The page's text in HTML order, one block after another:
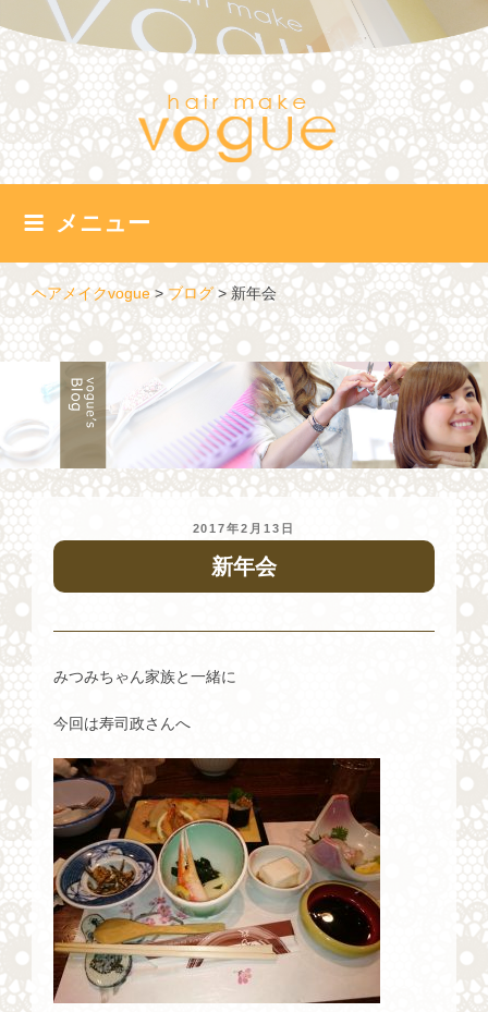
ン
テ
ツ
へ
ス
キ
メニュー
ヘアメイクvogue>ブログ>新年会
投
日:
2017年2月13日
新年会
みつみちゃん家族と一緒に
今回は寿司政さんへ